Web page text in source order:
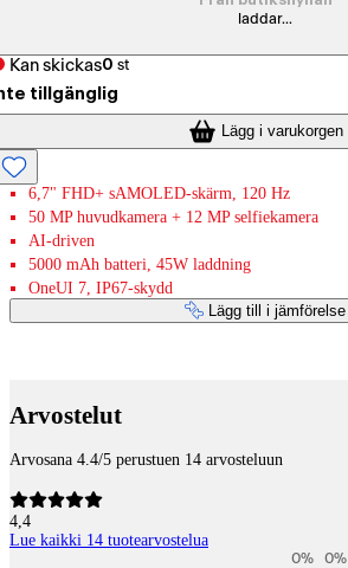
laddar...
Kan skickas0 st
tillgänglig
Lägg i varukorgen
6,7" FHD+ sAMOLED-skärm, 120 Hz
50 MP huvudkamera + 12 MP selfiekamera
AI-driven
5000 mAh batteri, 45W laddning
OneUI 7, IP67-skydd
Lägg till i jämförelse
Arvostelut
Arvosana 4.4/5 perustuen 14 arvosteluun
4,4
Lue kaikki 14 tuotearvostelua
0% 0%